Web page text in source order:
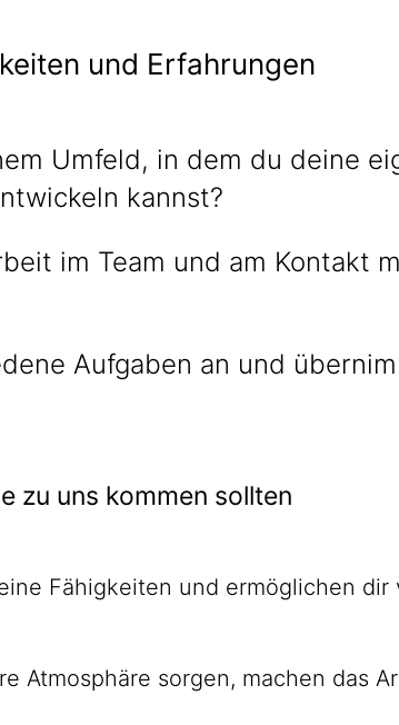
und Erfahrungen
Umfeld, in dem du deine
kannst?
im Team und am Kontakt
Aufgaben an und
zu uns kommen sollten
Fähigkeiten und ermöglichen dir
Atmosphäre sorgen, machen das